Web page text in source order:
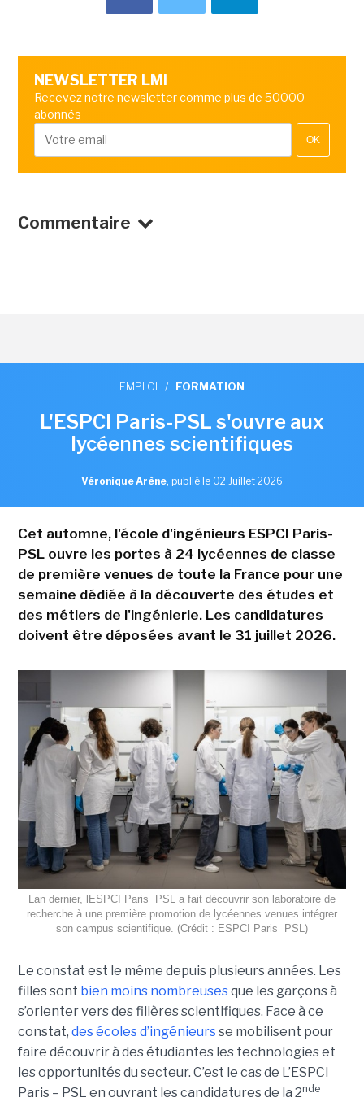
NEWSLETTER LMI
Recevez notre newsletter comme plus de 50000
abonnés
OK
Commentaire
EMPLOI / FORMATION
L'ESPCI Paris-PSL s'ouvre aux
lycéennes scientifiques
Véronique Arène, publié le 02 Juillet 2026
Cet automne, l'école d'ingénieurs ESPCI Paris-
PSL ouvre les portes à 24 lycéennes de classe
de première venues de toute la France pour une
semaine dédiée à la découverte des études et
des métiers de l'ingénierie. Les candidatures
doivent être déposées avant le 31 juillet 2026.
Lan dernier, lESPCI Paris  PSL a fait découvrir son laboratoire de
recherche à une première promotion de lycéennes venues intégrer
son campus scientifique. (Crédit : ESPCI Paris  PSL)
Le constat est le même depuis plusieurs années. Les
filles sont bien moins nombreusesque les garçons à
s’orienter vers des filières scientifiques. Face à ce
constat, des écoles d’ingénieursse mobilisent pour
faire découvrir à des étudiantes les technologies et
les opportunités du secteur. C’est le cas de L’ESPCI
Paris – PSL en ouvrant les candidatures de la 2nde